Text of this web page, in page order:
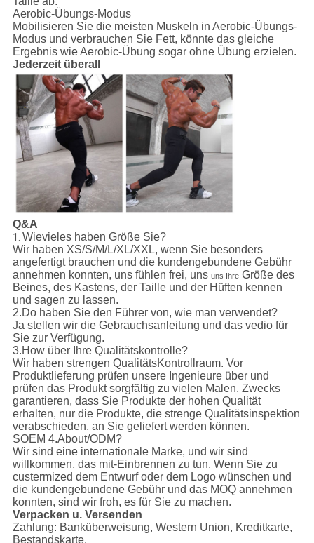
Aerobic-Übungs-Modus
Mobilisieren Sie die meisten Muskeln in Aerobic-Übungs-
Modus und verbrauchen Sie Fett, könnte das gleiche
Ergebnis wie Aerobic-Übung sogar ohne Übung erzielen.
Jederzeit überall
Q&A
1. Wievieles haben Größe Sie?
Wir haben XS/S/M/L/XL/XXL, wenn Sie besonders
angefertigt brauchen und die kundengebundene Gebühr
annehmen konnten, uns fühlen frei, uns uns Ihre Größe des
Beines, des Kastens, der Taille und der Hüften kennen
und sagen zu lassen.
2.Do haben Sie den Führer von, wie man verwendet?
Ja stellen wir die Gebrauchsanleitung und das vedio für
Sie zur Verfügung.
3.How über Ihre Qualitätskontrolle?
Wir haben strengen QualitätsKontrollraum. Vor
Produktlieferung prüfen unsere Ingenieure über und
prüfen das Produkt sorgfältig zu vielen Malen. Zwecks
garantieren, dass Sie Produkte der hohen Qualität
erhalten, nur die Produkte, die strenge Qualitätsinspektion
verabschieden, an Sie geliefert werden können.
SOEM 4.About/ODM?
Wir sind eine internationale Marke, und wir sind
willkommen, das mit-Einbrennen zu tun. Wenn Sie zu
custermized dem Entwurf oder dem Logo wünschen und
die kundengebundene Gebühr und das MOQ annehmen
konnten, sind wir froh, es für Sie zu machen.
Verpacken u. Versenden
Zahlung: Banküberweisung, Western Union, Kreditkarte,
Bestandskarte.